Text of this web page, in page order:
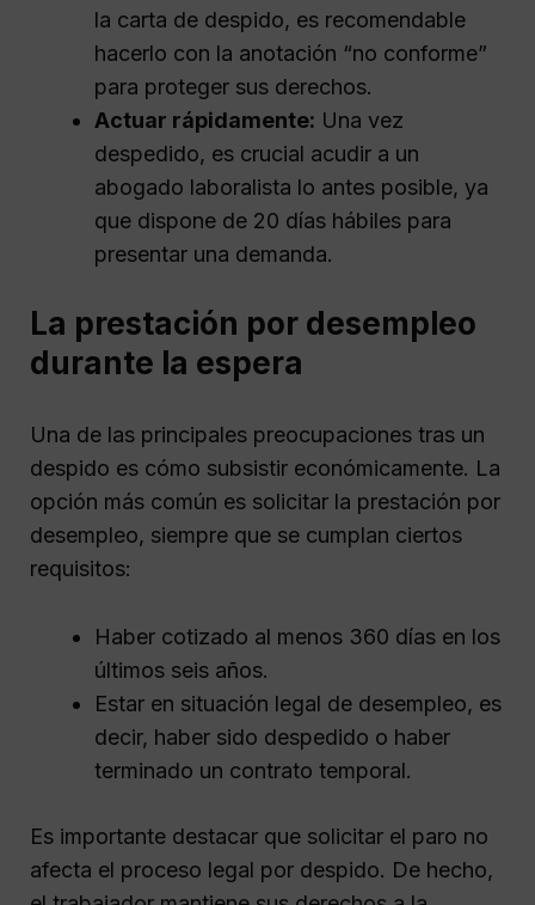
la carta de despido, es recomendable
hacerlo con la anotación “no conforme”
para proteger sus derechos.
Actuar rápidamente: Una vez
despedido, es crucial acudir a un
abogado laboralista lo antes posible, ya
que dispone de 20 días hábiles para
presentar una demanda.
La prestación por desempleo
durante la espera
Una de las principales preocupaciones tras un
despido es cómo subsistir económicamente. La
opción más común es solicitar la prestación por
desempleo, siempre que se cumplan ciertos
requisitos:
Haber cotizado al menos 360 días en los
últimos seis años.
Estar en situación legal de desempleo, es
decir, haber sido despedido o haber
terminado un contrato temporal.
Es importante destacar que solicitar el paro no
afecta el proceso legal por despido. De hecho,